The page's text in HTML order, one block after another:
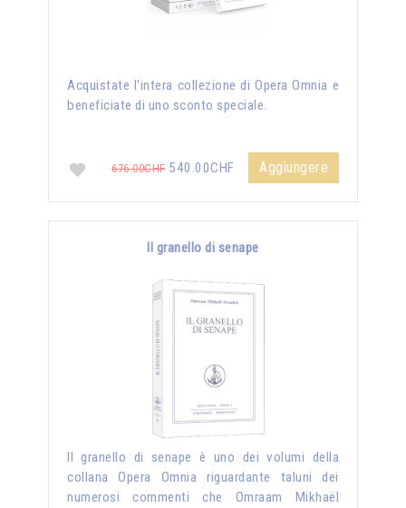
Acquistate l'intera collezione di Opera Omnia e
beneficiate di uno sconto speciale.
676.00CHF540.00CHF Aggiungere
Il granello di senape
Il granello di senape è uno dei volumi della
collana Opera Omnia riguardante taluni dei
numerosi commenti che Omraam Mikhaël